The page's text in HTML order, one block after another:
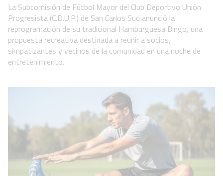
La Subcomisión de Fútbol Mayor del Club Deportivo Unión
Progresista (C.D.U.P.) de San Carlos Sud anunció la
reprogramación de su tradicional Hamburguesa Bingo, una
propuesta recreativa destinada a reunir a socios,
simpatizantes y vecinos de la comunidad en una noche de
entretenimiento.